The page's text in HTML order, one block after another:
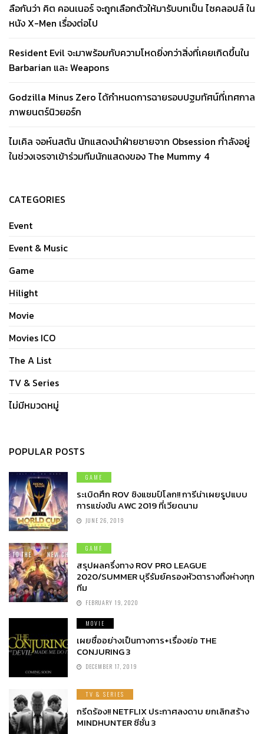
ลือกันว่า คิต คอนเนอร์ จะถูกเลือกตัวให้มารับบทเป็น ไซคลอปส์ ใน
หนัง X-Men เรื่องต่อไป
Resident Evil จะมาพร้อมกับความโหดยิ่งกว่าสิ่งที่เคยเกิดขึ้นใน
Barbarian และ Weapons
Godzilla Minus Zero ได้กำหนดการฉายรอบปฐมทัศน์ที่เทศกาล
ภาพยนตร์นิวยอร์ก
ไมเคิล จอห์นสตัน นักแสดงนำฝ่ายชายจาก Obsession กำลังอยู่
ในช่วงเจรจาเข้าร่วมทีมนักแสดงของ The Mummy 4
CATEGORIES
Event
Event & Music
Game
Hilight
Movie
Movies ICO
The A List
TV & Series
ไม่มีหมวดหมู่
POPULAR POSTS
GAME
ระเบิดศึก ROV ชิงแชมป์โลก!! การีน่าเผยรูปแบบ
การแข่งขัน AWC 2019 ที่เวียดนาม
JUNE 26, 2019
GAME
สรุปผลครึ่งทาง ROV PRO LEAGUE
2020/SUMMER บุรีรัมย์ครองหัวตารางทิ้งห่างทุก
ทีม
FEBRUARY 19, 2020
MOVIE
เผยชื่ออย่างเป็นทางการ+เรื่องย่อ THE
CONJURING 3
DECEMBER 17, 2019
TV & SERIES
กรีดร้อง!! NETFLIX ประกาศลงดาบ ยกเลิกสร้าง
MINDHUNTER ซีซั่น 3